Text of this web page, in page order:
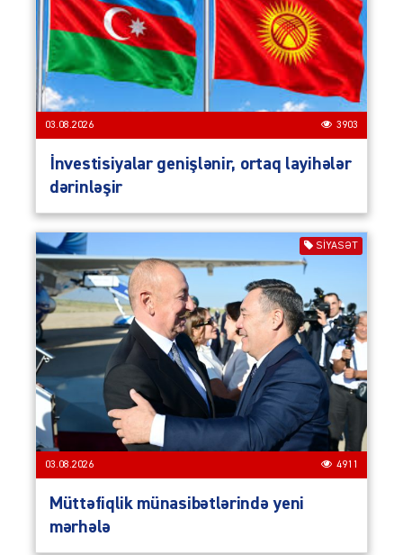
03.08.2026 3903
İnvestisiyalar genişlənir, ortaq layihələr
dərinləşir
SIYASƏT
03.08.2026 4911
Müttəfiqlik münasibətlərində yeni
mərhələ